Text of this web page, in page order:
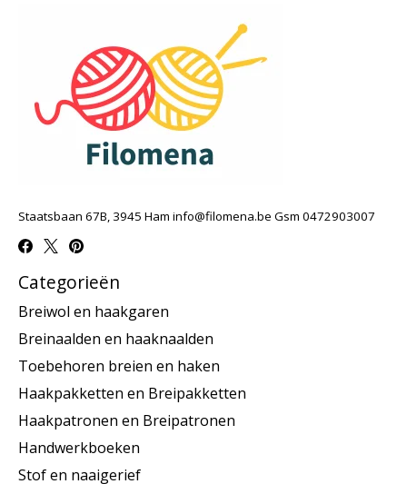
Staatsbaan 67B, 3945 Ham info@filomena.be Gsm 0472903007
Categorieën
Breiwol en haakgaren
Breinaalden en haaknaalden
Toebehoren breien en haken
Haakpakketten en Breipakketten
Haakpatronen en Breipatronen
Handwerkboeken
Stof en naaigerief